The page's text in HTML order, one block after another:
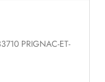
PRIGNAC-ET-